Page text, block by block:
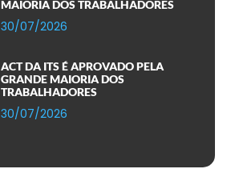
MAIORIA DOS TRABALHADORES
30/07/2026
ACT DA ITS É APROVADO PELA
GRANDE MAIORIA DOS
TRABALHADORES
30/07/2026